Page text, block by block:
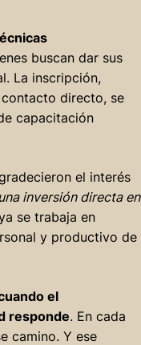
buscan dar sus
La inscripción,
directo, se
capacitación
el interés
inversión directa en
se trabaja en
y productivo de
el
responde. En cada
camino. Y ese